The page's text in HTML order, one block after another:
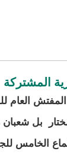
المشتركة
العام
بل
الخامس